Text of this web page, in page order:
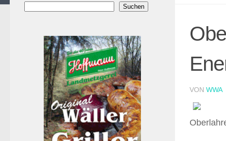
VON WWA
Suchen